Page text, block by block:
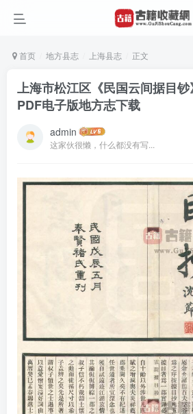
首页 地方县志 上海县志 正文
上海市松江区《民国云间据目
PDF电子版地方志下载
admin
这家伙很懒，什么都没有写...